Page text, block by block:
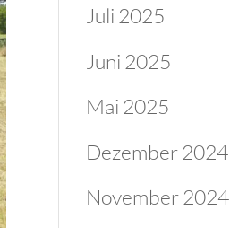
Juli 2025
Juni 2025
Mai 2025
Dezember 2024
November 2024